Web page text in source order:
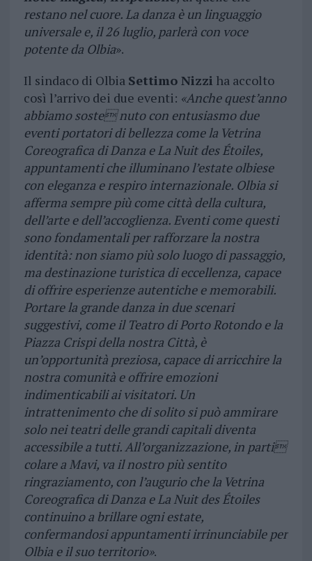
restano nel cuore. La danza è un linguaggio
universale e, il 26 luglio, parlerà con voce
potente da Olbia».
Il sindaco di Olbia Settimo Nizzi ha accolto
così l’arrivo dei due eventi: «Anche quest’anno
abbiamo soste nuto con entusiasmo due
eventi portatori di bellezza come la Vetrina
Coreografica di Danza e La Nuit des Étoiles,
appuntamenti che illuminano l’estate olbiese
con eleganza e respiro internazionale. Olbia si
afferma sempre più come città della cultura,
dell’arte e dell’accoglienza. Eventi come questi
sono fondamentali per rafforzare la nostra
identità: non siamo più solo luogo di passaggio,
ma destinazione turistica di eccellenza, capace
di offrire esperienze autentiche e memorabili.
Portare la grande danza in due scenari
suggestivi, come il Teatro di Porto Rotondo e la
Piazza Crispi della nostra Città, è
un’opportunità preziosa, capace di arricchire la
nostra comunità e offrire emozioni
indimenticabili ai visitatori. Un
intrattenimento che di solito si può ammirare
solo nei teatri delle grandi capitali diventa
accessibile a tutti. All’organizzazione, in parti
colare a Mavi, va il nostro più sentito
ringraziamento, con l’augurio che la Vetrina
Coreografica di Danza e La Nuit des Étoiles
continuino a brillare ogni estate,
confermandosi appuntamenti irrinunciabile per
Olbia e il suo territorio».